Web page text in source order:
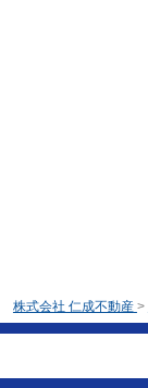
株式会社 仁成不動産 >